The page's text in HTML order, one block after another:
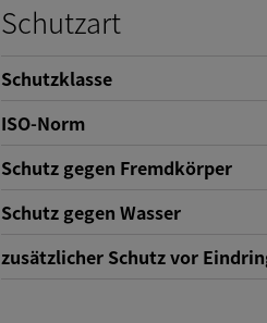
Schutzart
Schutzklasse
ISO-Norm
Schutz gegen Fremdkörper
Schutz gegen Wasser
zusätzlicher Schutz vor